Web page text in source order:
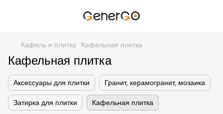
Кафель и плитка Кафельная плитка
Кафельная плитка
Аксессуары для плитки Гранит, керамогранит, мозаика
Затирка для плитки Кафельная плитка